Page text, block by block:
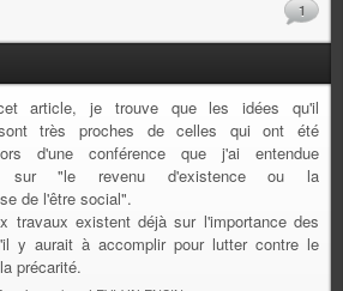
1
article, je trouve que les idées qu'il
très proches de celles qui ont été
d'une conférence que j'ai entendue
sur "le revenu d'existence ou la
de l'être social".
travaux existent déjà sur l'importance des
y aurait à accomplir pour lutter contre le
précarité.